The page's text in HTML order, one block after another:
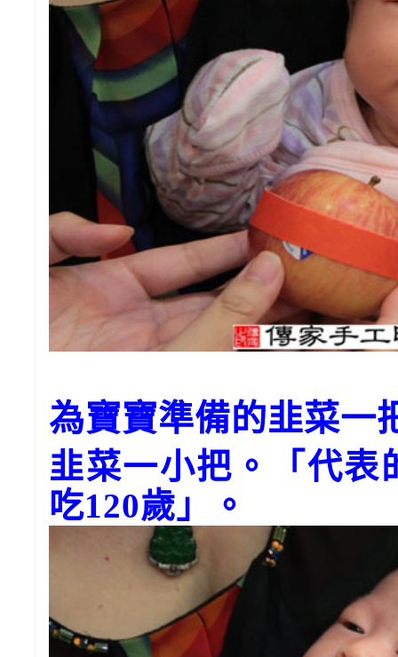
為寶寶準備的韭菜一
韭菜一小把。「代表
吃120歲」。